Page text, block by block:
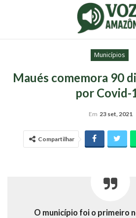
Municípios
Maués comemora 90
por Covid-
Em 23 set, 2021
Compartilhar
O município foi o primeiro